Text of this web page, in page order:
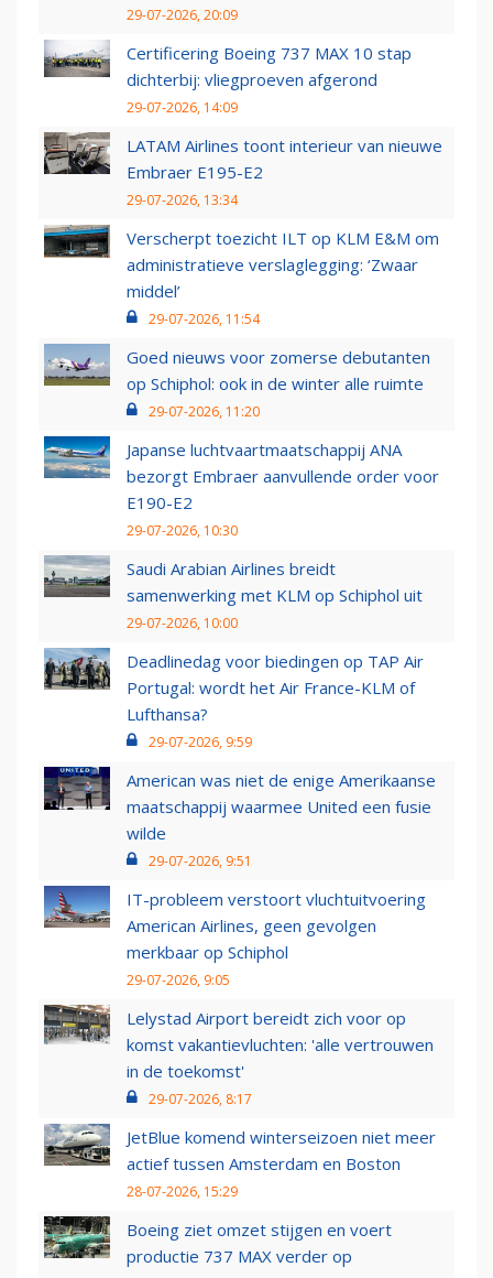
29-07-2026, 20:09
Certificering Boeing 737 MAX 10 stap
dichterbij: vliegproeven afgerond
29-07-2026, 14:09
LATAM Airlines toont interieur van nieuwe
Embraer E195-E2
29-07-2026, 13:34
Verscherpt toezicht ILT op KLM E&M om
administratieve verslaglegging: ‘Zwaar
middel’
29-07-2026, 11:54
Goed nieuws voor zomerse debutanten
op Schiphol: ook in de winter alle ruimte
29-07-2026, 11:20
Japanse luchtvaartmaatschappij ANA
bezorgt Embraer aanvullende order voor
E190-E2
29-07-2026, 10:30
Saudi Arabian Airlines breidt
samenwerking met KLM op Schiphol uit
29-07-2026, 10:00
Deadlinedag voor biedingen op TAP Air
Portugal: wordt het Air France-KLM of
Lufthansa?
29-07-2026, 9:59
American was niet de enige Amerikaanse
maatschappij waarmee United een fusie
wilde
29-07-2026, 9:51
IT-probleem verstoort vluchtuitvoering
American Airlines, geen gevolgen
merkbaar op Schiphol
29-07-2026, 9:05
Lelystad Airport bereidt zich voor op
komst vakantievluchten: 'alle vertrouwen
in de toekomst'
29-07-2026, 8:17
JetBlue komend winterseizoen niet meer
actief tussen Amsterdam en Boston
28-07-2026, 15:29
Boeing ziet omzet stijgen en voert
productie 737 MAX verder op